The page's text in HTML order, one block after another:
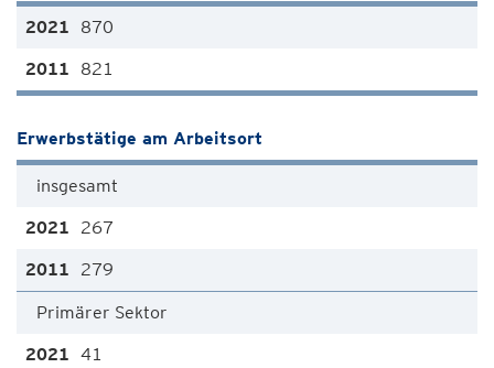
870
821
Erwerbstätige am Arbeitsort
insgesamt
267
279
Primärer Sektor
41